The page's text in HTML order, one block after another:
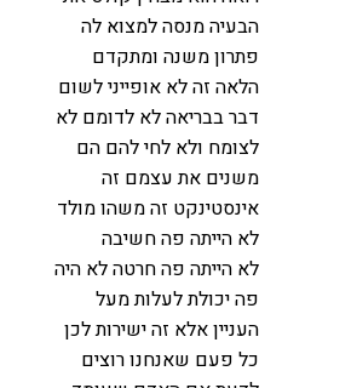
הבעיה מנסה למצוא לה
פתרון משנה ומתקדם
הלאה זה לא אופייני לשום
דבר בבריאה לא לדומם לא
לצומח ולא לחי להם הם
משנים את עצמם זה
אינסטינקט זה משהו מולד
לא הייתה פה חשיבה
לא הייתה פה חרטה לא היה
פה יכולת לעלות מעל
העניין אלא זה ישירות לכן
כל פעם שאנחנו רוצים